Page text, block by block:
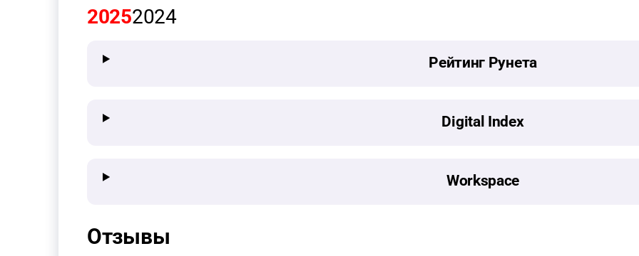
20252024
Рейтинг Рунета
Digital Index
Workspace
Отзывы